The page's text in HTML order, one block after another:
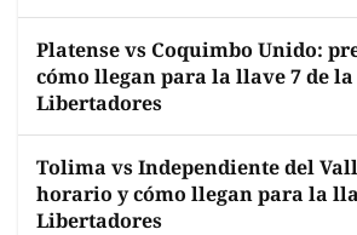
Platense vs Coquimbo Unido:
cómo llegan para la llave 7 de la
Libertadores
Tolima vs Independiente del
horario y cómo llegan para la
Libertadores